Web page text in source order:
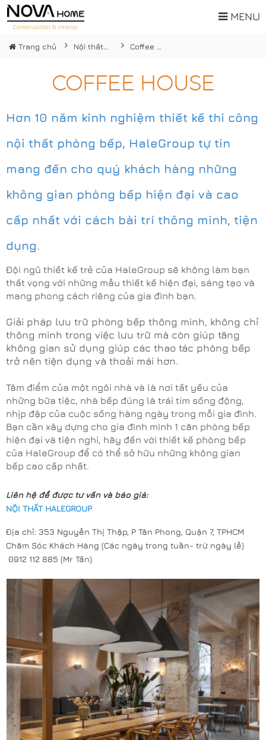
MENU
Trang chủ
COFFEE HOUSE
Hơn 10 năm kinh nghiệm thiết kế thi công
nội thất phòng bếp, HaleGroup tự tin
mang đến cho quý khách hàng những
không gian phòng bếp hiện đại và cao
cấp nhất với cách bài trí thông minh, tiện
dụng.
Đội ngũ thiết kế trẻ của HaleGroup sẽ không làm bạn
thất vọng với những mẫu thiết kế hiện đại, sáng tạo và
mang phong cách riêng của gia đình bạn.
Giải pháp lưu trữ phòng bếp thông minh, không chỉ
thông minh trong việc lưu trữ mà còn giúp tăng
không gian sử dụng giúp các thao tác phòng bếp
trở nên tiện dụng và thoải mái hơn.
Tâm điểm của một ngôi nhà và là nơi tất yếu của
những bữa tiệc, nhà bếp đúng là trái tim sống động,
nhịp đập của cuộc sống hàng ngày trong mỗi gia đình.
Bạn cần xây dựng cho gia đình mình 1 căn phòng bếp
hiện đại và tiện nghi, hãy đến với thiết kế phòng bếp
của HaleGroup để có thể sở hữu những không gian
bếp cao cấp nhất.
Liên hệ để được tư vấn và báo giá:
NỘI THẤT HALEGROUP
Địa chỉ: 353 Nguyễn Thị Thập, P Tân Phong, Quận 7, TPHCM
Chăm Sóc Khách Hàng (Các ngày trong tuần- trừ ngày lễ)
0912 112 885 (Mr Tấn)